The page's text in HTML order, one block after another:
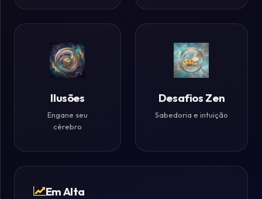
Ilusões
Engane seu
cérebro
Desafios Zen
Sabedoria e intuição
Em Alta